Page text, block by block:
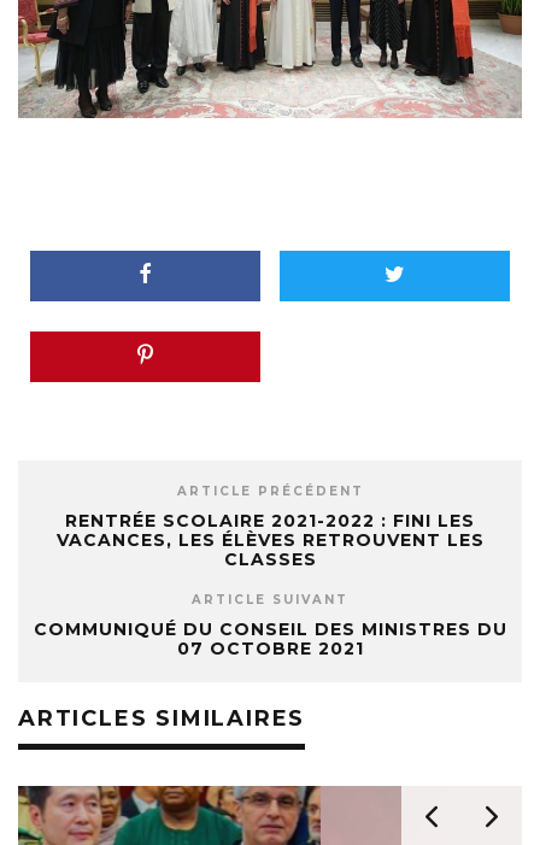
ARTICLE PRÉCÉDENT
RENTRÉE SCOLAIRE 2021-2022 : FINI LES
VACANCES, LES ÉLÈVES RETROUVENT LES
CLASSES
ARTICLE SUIVANT
COMMUNIQUÉ DU CONSEIL DES MINISTRES DU
07 OCTOBRE 2021
ARTICLES SIMILAIRES